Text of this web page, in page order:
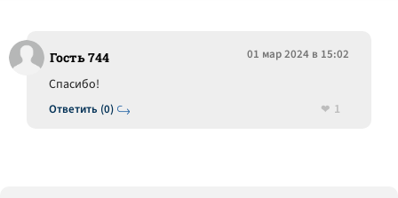
Гость 744 01 мар 2024 в 15:02
Ответить (0)
Спасибо!
1